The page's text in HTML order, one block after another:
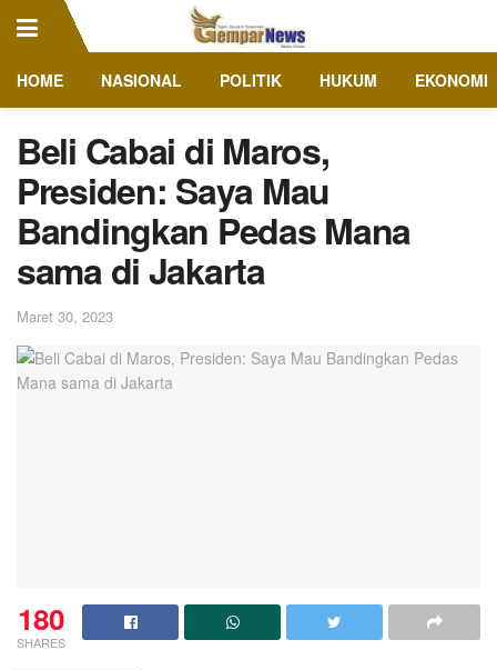
HOME NASIONAL POLITIK HUKUM EKONOMI
Beli Cabai di Maros,
Presiden: Saya Mau
Bandingkan Pedas Mana
sama di Jakarta
Maret 30, 2023
180
SHARES